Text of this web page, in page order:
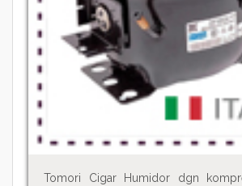
Tomori Cigar Humidor dgn